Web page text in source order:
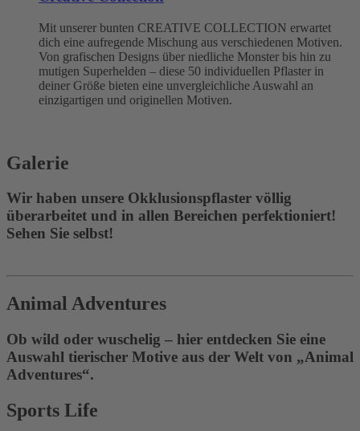
Mit unserer bunten CREATIVE COLLECTION erwartet
dich eine aufregende Mischung aus verschiedenen Motiven.
Von grafischen Designs über niedliche Monster bis hin zu
mutigen Superhelden – diese 50 individuellen Pflaster in
deiner Größe bieten eine unvergleichliche Auswahl an
einzigartigen und originellen Motiven.
Galerie
Wir haben unsere Okklusionspflaster völlig
überarbeitet und in allen Bereichen perfektioniert!
Sehen Sie selbst!
Animal Adventures
Ob wild oder wuschelig – hier entdecken Sie eine
Auswahl tierischer Motive aus der Welt von „Animal
Adventures“.
Sports Life